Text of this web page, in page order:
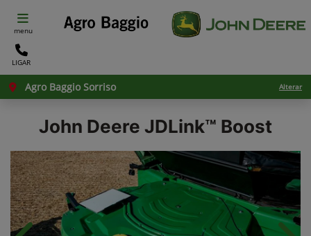
menu
LIGAR
Agro Baggio Sorriso Alterar
John Deere JDLink™ Boost